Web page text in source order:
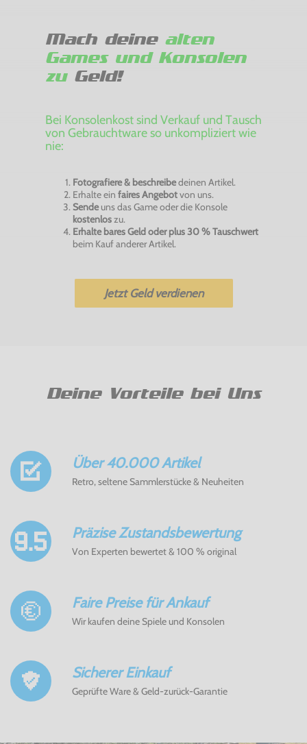
Mach deine alten
Games und Konsolen
zuGeld!
Bei Konsolenkost sind Verkauf und Tausch
von Gebrauchtware so unkompliziert wie
nie:
Fotografiere & beschreibedeinen Artikel.
Erhalte ein faires Angebotvon uns.
Sendeuns das Game oder die Konsole
kostenloszu.
Erhalte bares Geld oder plus 30 % Tauschwert
beim Kauf anderer Artikel.
Jetzt Geld verdienen
Deine Vorteile bei Uns
Über 40.000 Artikel
Retro, seltene Sammlerstücke & Neuheiten
Präzise Zustandsbewertung
Von Experten bewertet & 100 % original
Faire Preise für Ankauf
Wir kaufen deine Spiele und Konsolen
Sicherer Einkauf
Geprüfte Ware & Geld-zurück-Garantie